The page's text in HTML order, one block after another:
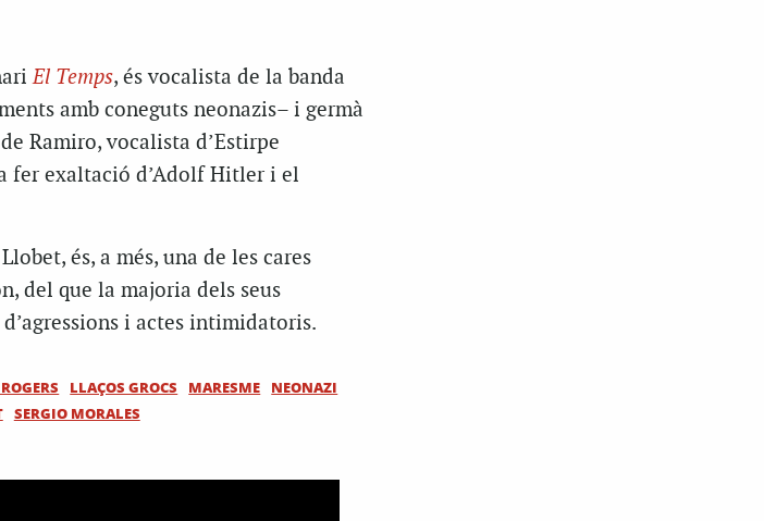
El Temps, és vocalista de la banda
amb coneguts neonazis– i germà
Ramiro, vocalista d’Estirpe
fer exaltació d’Adolf Hitler i el
és, a més, una de les cares
del que la majoria dels seus
i actes intimidatoris.
LLAÇOS GROCS MARESME
NEONAZI
SERGIO MORALES